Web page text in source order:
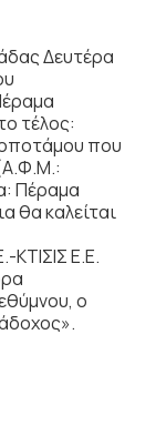
Δευτέρα
τέλος:
που
Πέραμα
θα καλείται
Ε.Ε.
ο